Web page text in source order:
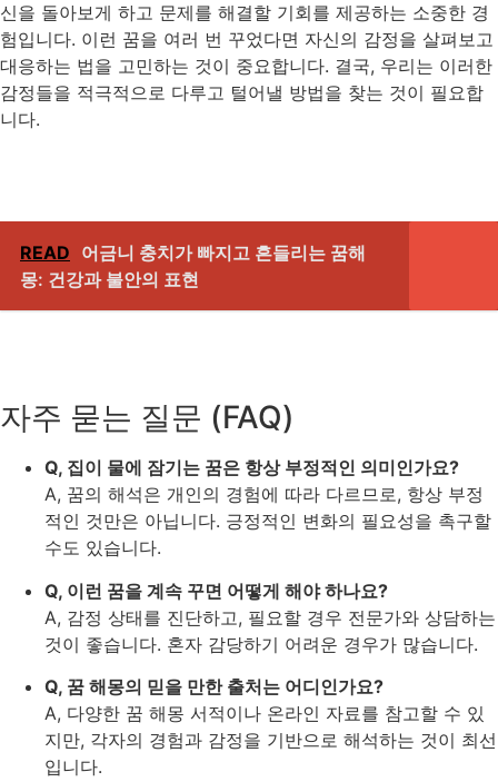
신을 돌아보게 하고 문제를 해결할 기회를 제공하는 소중한 경
험입니다. 이런 꿈을 여러 번 꾸었다면 자신의 감정을 살펴보고
대응하는 법을 고민하는 것이 중요합니다. 결국, 우리는 이러한
감정들을 적극적으로 다루고 털어낼 방법을 찾는 것이 필요합
니다.
READ 어금니 충치가 빠지고 흔들리는 꿈해
몽: 건강과 불안의 표현
자주 묻는 질문 (FAQ)
Q, 집이 물에 잠기는 꿈은 항상 부정적인 의미인가요?
A, 꿈의 해석은 개인의 경험에 따라 다르므로, 항상 부정
적인 것만은 아닙니다. 긍정적인 변화의 필요성을 촉구할
수도 있습니다.
Q, 이런 꿈을 계속 꾸면 어떻게 해야 하나요?
A, 감정 상태를 진단하고, 필요할 경우 전문가와 상담하는
것이 좋습니다. 혼자 감당하기 어려운 경우가 많습니다.
Q, 꿈 해몽의 믿을 만한 출처는 어디인가요?
A, 다양한 꿈 해몽 서적이나 온라인 자료를 참고할 수 있
지만, 각자의 경험과 감정을 기반으로 해석하는 것이 최선
입니다.